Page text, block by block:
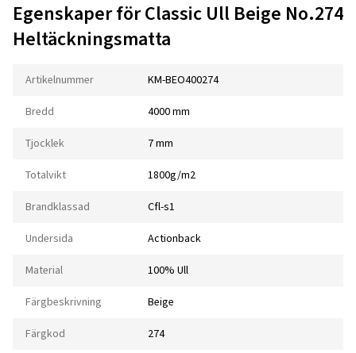
Egenskaper för Classic Ull Beige No.274
Heltäckningsmatta
Artikelnummer KM-BEO400274
Bredd 4000 mm
Tjocklek 7 mm
Totalvikt 1800g/m2
Brandklassad Cfl-s1
Undersida Actionback
Material 100% Ull
Färgbeskrivning Beige
Färgkod 274